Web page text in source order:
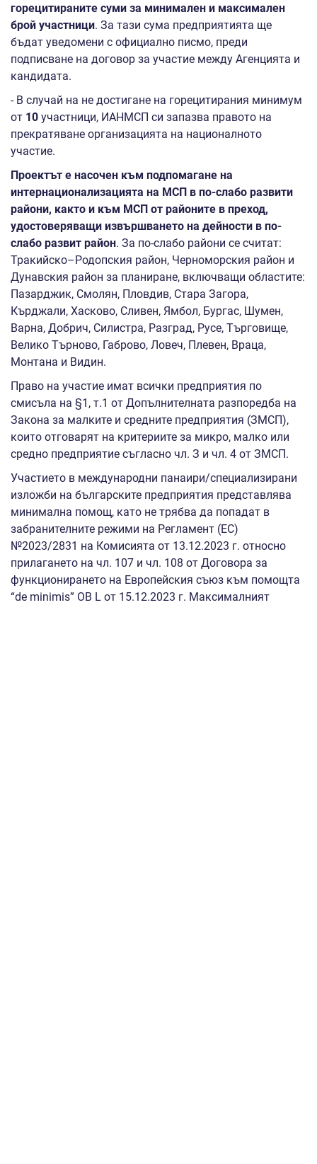
горецитираните суми за минимален и максимален
брой участници. За тази сума предприятията ще
бъдат уведомени с официално писмо, преди
подписване на договор за участие между Агенцията и
кандидата.
- В случай на не достигане на горецитирания минимум
от 10 участници, ИАНМСП си запазва правото на
прекратяване организацията на националното
участие.
Проектът е насочен към подпомагане на
интернационализацията на МСП в по-слабо развити
райони, както и към МСП от районите в преход,
удостоверяващи извършването на дейности в по-
слабо развит район. За по-слабо райони се считат:
Тракийско–Родопския район, Черноморския район и
Дунавския район за планиране, включващи областите:
Пазарджик, Смолян, Пловдив, Стара Загора,
Кърджали, Хасково, Сливен, Ямбол, Бургас, Шумен,
Варна, Добрич, Силистра, Разград, Русе, Търговище,
Велико Търново, Габрово, Ловеч, Плевен, Враца,
Монтана и Видин.
Право на участие имат всички предприятия по
смисъла на §1, т.1 от Допълнителната разпоредба на
Закона за малките и средните предприятия (ЗМСП),
които отговарят на критериите за микро, малко или
средно предприятие съгласно чл. З и чл. 4 от ЗМСП.
Участието в международни панаири/специализирани
изложби на българските предприятия представлява
минимална помощ, като не трябва да попадат в
забранителните режими на Регламент (EС)
№2023/2831 на Комисията от 13.12.2023 г. относно
прилагането на чл. 107 и чл. 108 от Договора за
функционирането на Европейския съюз към помощта
“de minimis” OB L от 15.12.2023 г. Максималният